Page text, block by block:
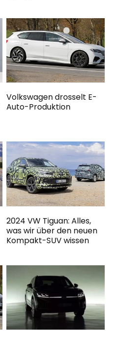
Volkswagen drosselt E-
Auto-Produktion
2024 VW Tiguan: Alles,
was wir über den neuen
Kompakt-SUV wissen